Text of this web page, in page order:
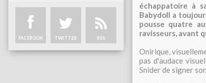
FACEBOOK TWITTER RSS
échappatoire à
Babydoll a
pousse quatre
ravisseurs, avant
Onirique,
pas d'audace
Snider de signer